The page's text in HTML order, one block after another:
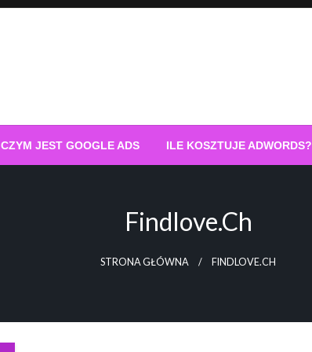
CZYM JEST GOOGLE ADS ILE KOSZTUJE ADWORDS?
Findlove.ch
STRONA GŁÓWNA FINDLOVE.CH